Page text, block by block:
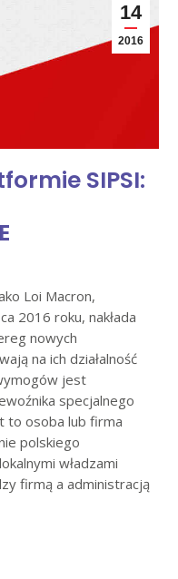
14
2016
SIPSI:
Loi Macron,
2016 roku, nakłada
nowych
na ich działalność
jest
specjalnego
to osoba lub firma
polskiego
władzami
firmą a administracją